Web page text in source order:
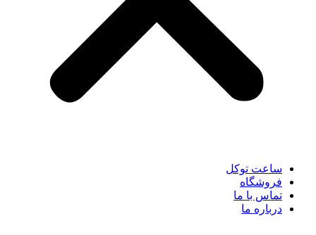
ساعت توکل
فروشگاه
تماس با ما
درباره ما